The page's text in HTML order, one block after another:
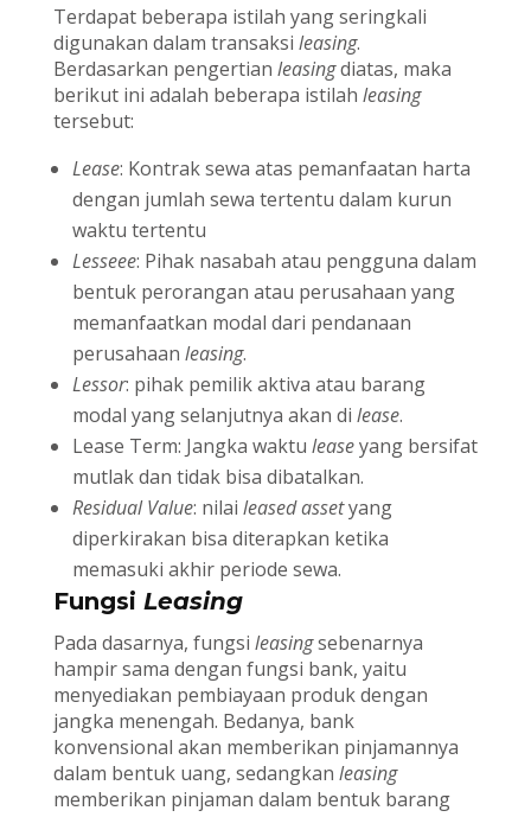
Terdapat beberapa istilah yang seringkali
digunakan dalam transaksi leasing.
Berdasarkan pengertian leasingdiatas, maka
berikut ini adalah beberapa istilah leasing
tersebut:
Lease: Kontrak sewa atas pemanfaatan harta
dengan jumlah sewa tertentu dalam kurun
waktu tertentu
Lesseee: Pihak nasabah atau pengguna dalam
bentuk perorangan atau perusahaan yang
memanfaatkan modal dari pendanaan
perusahaan leasing.
Lessor: pihak pemilik aktiva atau barang
modal yang selanjutnya akan di lease.
Lease Term: Jangka waktu leaseyang bersifat
mutlak dan tidak bisa dibatalkan.
Residual Value: nilai leased assetyang
diperkirakan bisa diterapkan ketika
memasuki akhir periode sewa.
Fungsi Leasing
Pada dasarnya, fungsi leasingsebenarnya
hampir sama dengan fungsi bank, yaitu
menyediakan pembiayaan produk dengan
jangka menengah. Bedanya, bank
konvensional akan memberikan pinjamannya
dalam bentuk uang, sedangkan leasing
memberikan pinjaman dalam bentuk barang